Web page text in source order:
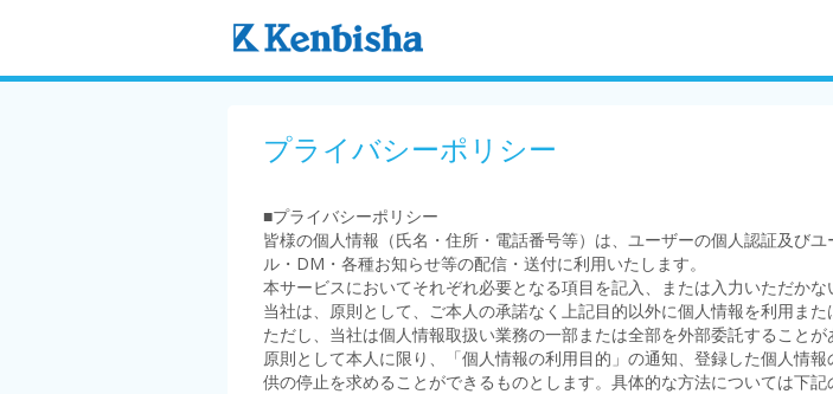
プライバシーポリシー
■プライバシーポリシー
皆様の個人情報（氏名・住所・電話番号等）は、ユーザーの個人認証及び
ル・DM・各種お知らせ等の配信・送付に利用いたします。
本サービスにおいてそれぞれ必要となる項目を記入、または入力いただか
当社は、原則として、ご本人の承諾なく上記目的以外に個人情報を利用また
ただし、当社は個人情報取扱い業務の一部または全部を外部委託することが
原則として本人に限り、「個人情報の利用目的」の通知、登録した個人情
供の停止を求めることができるものとします。具体的な方法については下